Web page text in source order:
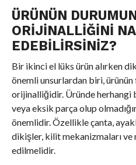
ÜRÜNÜN
ORIJINALLIĞINI
EDEBILIRSINIZ?
Bir ikinci el lüks ürün alırken
önemli unsurlardan biri,
orijinalliğidir. Üründe herhangi
veya eksik parça olup
önemlidir. Özellikle çanta,
dikişler, kilit mekanizmaları
edilmelidir.